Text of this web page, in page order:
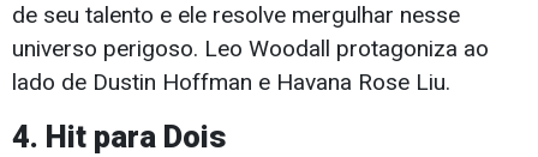
de seu talento e ele resolve mergulhar nesse
universo perigoso. Leo Woodall protagoniza ao
lado de Dustin Hoffman e Havana Rose Liu.
4. Hit para Dois